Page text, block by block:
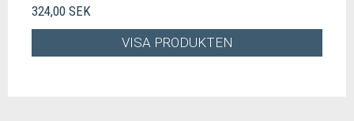
324,00 SEK
VISA PRODUKTEN